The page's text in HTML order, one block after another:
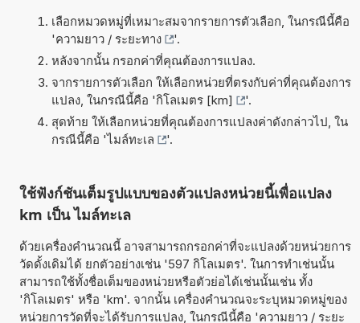
เลือกหมวดหมู่ที่เหมาะสมจากรายการตัวเลือก, ในกรณีนี้คือ
'ความยาว / ระยะทาง
'.
หลังจากนั้น กรอกค่าที่คุณต้องการแปลง.
จากรายการตัวเลือก ให้เลือกหน่วยที่ตรงกับค่าที่คุณต้องการ
แปลง, ในกรณีนี้คือ 'กิโลเมตร [km]
'.
สุดท้าย ให้เลือกหน่วยที่คุณต้องการแปลงค่าดังกล่าวไป, ใน
กรณีนี้คือ 'ไมล์ทะเล '.
ใช้ฟังก์ชันเต็มรูปแบบของตัวแปลงหน่วยนี้เพื่อแปลง
km เป็น ไมล์ทะเล
ด้วยเครื่องคำนวณนี้ อาจสามารถกรอกค่าที่จะแปลงด้วยหน่วยการ
วัดดั้งเดิมได้ ยกตัวอย่างเช่น '597 กิโลเมตร'. ในการทำเช่นนั้น
สามารถใช้ทั้งชื่อเต็มของหน่วยหรือตัวย่อได้เช่นนั้นเช่น ทั้ง
'กิโลเมตร' หรือ 'km'. จากนั้น เครื่องคำนวณจะระบุหมวดหมู่ของ
หน่วยการวัดที่จะได้รับการแปลง, ในกรณีนี้คือ 'ความยาว / ระยะ